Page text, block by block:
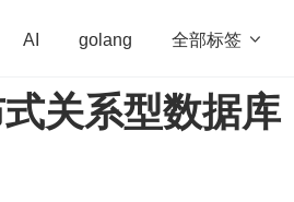
AI golang 全部标签 
学习方法 Web3.0 高效工作
关系型数据库